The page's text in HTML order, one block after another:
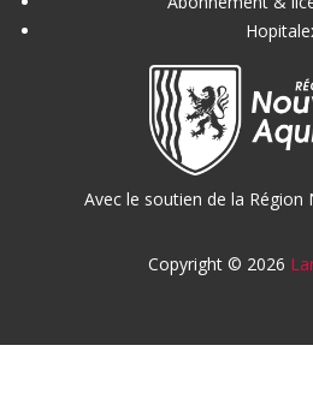
Avec le soutien de la Région
Copyright © 2026